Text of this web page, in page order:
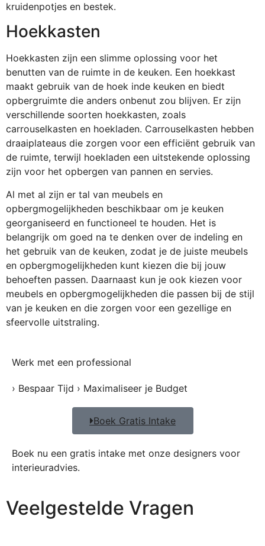
kruidenpotjes en bestek.
Hoekkasten
Hoekkasten zijn een slimme oplossing voor het
benutten van de ruimte in de keuken. Een hoekkast
maakt gebruik van de hoek inde keuken en biedt
opbergruimte die anders onbenut zou blijven. Er zijn
verschillende soorten hoekkasten, zoals
carrouselkasten en hoekladen. Carrouselkasten hebben
draaiplateaus die zorgen voor een efficiënt gebruik van
de ruimte, terwijl hoekladen een uitstekende oplossing
zijn voor het opbergen van pannen en servies.
Al met al zijn er tal van meubels en
opbergmogelijkheden beschikbaar om je keuken
georganiseerd en functioneel te houden. Het is
belangrijk om goed na te denken over de indeling en
het gebruik van de keuken, zodat je de juiste meubels
en opbergmogelijkheden kunt kiezen die bij jouw
behoeften passen. Daarnaast kun je ook kiezen voor
meubels en opbergmogelijkheden die passen bij de stijl
van je keuken en die zorgen voor een gezellige en
sfeervolle uitstraling.
Werk met een professional
› Bespaar Tijd › Maximaliseer je Budget
Boek Gratis Intake
Boek nu een gratis intake met onze designers voor
interieuradvies.
Veelgestelde Vragen